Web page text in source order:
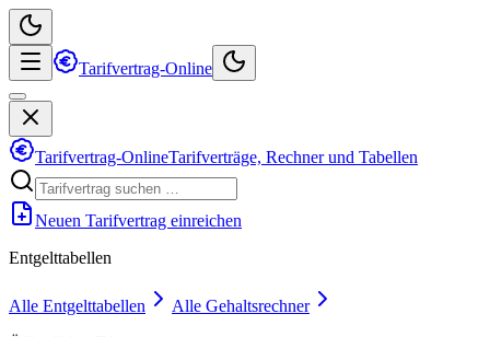
Tarifvertrag-Online
Tarifvertrag-OnlineTarifverträge, Rechner und Tabellen
Neuen Tarifvertrag einreichen
Entgelttabellen
Alle Entgelttabellen
Alle Gehaltsrechner